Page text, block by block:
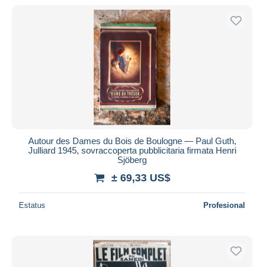
Autour des Dames du Bois de Boulogne — Paul Guth,
Julliard 1945, sovraccoperta pubblicitaria firmata Henri
Sjöberg
± 69,33 US$
Estatus Profesional